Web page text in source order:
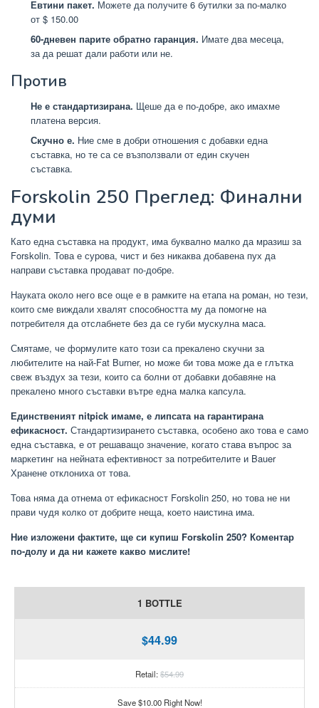
Евтини пакет. Можете да получите 6 бутилки за по-малко
от $ 150.00
60-дневен парите обратно гаранция. Имате два месеца,
за да решат дали работи или не.
Против
Не е стандартизирана. Щеше да е по-добре, ако имахме
платена версия.
Скучно е. Ние сме в добри отношения с добавки една
съставка, но те са се възползвали от един скучен
съставка.
Forskolin 250 Преглед: Финални
думи
Като една съставка на продукт, има буквално малко да мразиш за
Forskolin. Това е сурова, чист и без никаква добавена пух да
направи съставка продават по-добре.
Науката около него все още е в рамките на етапа на роман, но тези,
които сме виждали хвалят способността му да помогне на
потребителя да отслабнете без да се губи мускулна маса.
Смятаме, че формулите като този са прекалено скучни за
любителите на най-Fat Burner, но може би това може да е глътка
свеж въздух за тези, които са болни от добавки добавяне на
прекалено много съставки вътре една малка капсула.
Единственият nitpick имаме, е липсата на гарантирана
ефикасност. Стандартизирането съставка, особено ако това е само
една съставка, е от решаващо значение, когато става въпрос за
маркетинг на нейната ефективност за потребителите и Bauer
Хранене отклониха от това.
Това няма да отнема от ефикасност Forskolin 250, но това не ни
прави чудя колко от добрите неща, което наистина има.
Ние изложени фактите, ще си купиш Forskolin 250? Коментар
по-долу и да ни кажете какво мислите!
1 BOTTLE
$44.99
Retail:$54.99
Save $10.00 Right Now!